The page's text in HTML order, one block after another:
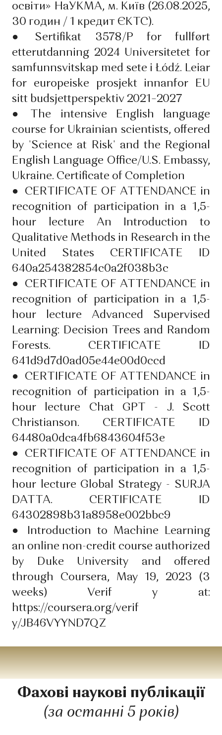
освіти» НаУКМА, м. Київ (26.08.2025,
30 годин / 1 кредит ЄКТС).
● Sertifikat 3578/P for fullført
etterutdanning 2024 Universitetet for
samfunnsvitskap med sete i Łódź. Leiar
for europeiske prosjekt innanfor EU
sitt budsjettperspektiv 2021–2027
●
The intensive English language
course for Ukrainian scientists, offered
by 'Science at Risk' and the Regional
English Language Office/U.S. Embassy,
Ukraine. Certificate of Completion
● CERTIFICATE OF ATTENDANCE in
recognition of participation in a 1,5-
hour lecture An Introduction to
Qualitative Methods in Research in the
United States CERTIFICATE ID
640a254382854c0a2f038b3c
● CERTIFICATE OF ATTENDANCE in
recognition of participation in a 1,5-
hour lecture Advanced Supervised
Learning: Decision Trees and Random
Forests. CERTIFICATE ID
641d9d7d0ad05e44e00d0ccd
● CERTIFICATE OF ATTENDANCE in
recognition of participation in a 1,5-
hour lecture Chat GPT - J. Scott
Christianson. CERTIFICATE ID
64480a0dca4fb6843604f53e
● CERTIFICATE OF ATTENDANCE in
recognition of participation in a 1,5-
hour lecture Global Strategy - SURJA
DATTA. CERTIFICATE ID
64302898b31a8958e002bbc9
●
Іntroduction to Machine Learning
an online non-credit course authorized
by Duke University and offered
through Coursera, May 19, 2023 (3
weeks) Verif y at:
https://coursera.org/verif
y/JB46VYYND7QZ
Фахові наукові публікації
(за останні 5 років)